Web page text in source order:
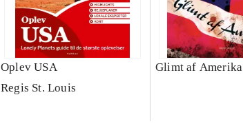
Oplev USA
Regis St. Louis
Glimt af Amerika